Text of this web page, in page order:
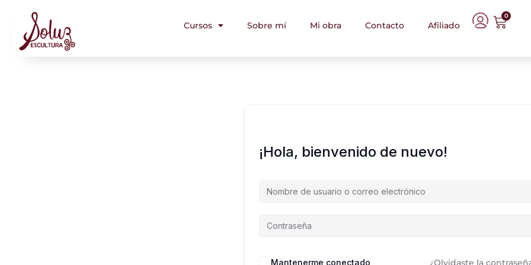
Cursos Sobre mí Mi obra Contacto Afiliado
0
¡Hola, bienvenido de nuevo!
Mantenerme conectado ¿Olvidaste la